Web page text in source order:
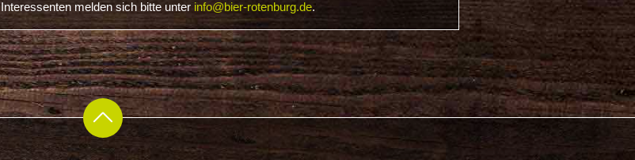
Interessenten melden sich bitte unter info@bier-rotenburg.de.